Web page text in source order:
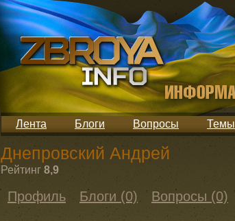
Лента Блоги Вопросы Темы
Днепровский Андрей
Рейтинг 8,9
Профиль Блоги (0) Вопросы (0)